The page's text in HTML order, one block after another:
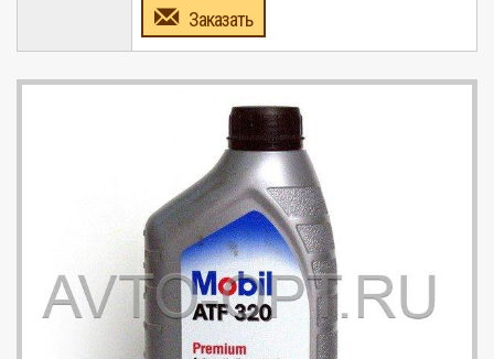
Заказать